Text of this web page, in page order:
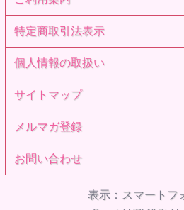
特定商取引法表示
個人情報の取扱い
サイトマップ
メルマガ登録
お問い合わせ
表示：スマートフ